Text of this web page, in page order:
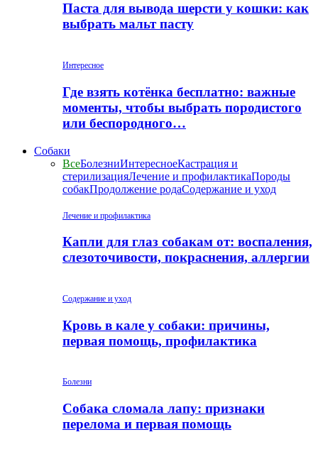
Паста для вывода шерсти у кошки: как
выбрать мальт пасту
Интересное
Где взять котёнка бесплатно: важные
моменты, чтобы выбрать породистого
или беспородного…
Собаки
ВсеБолезниИнтересноеКастрация и
стерилизацияЛечение и профилактикаПороды
собакПродолжение родаСодержание и уход
Лечение и профилактика
Капли для глаз собакам от: воспаления,
слезоточивости, покраснения, аллергии
Содержание и уход
Кровь в кале у собаки: причины,
первая помощь, профилактика
Болезни
Собака сломала лапу: признаки
перелома и первая помощь